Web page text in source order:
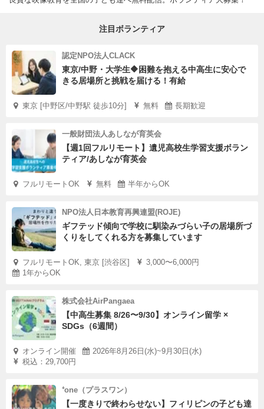
注目ボランティア
認定NPO法人CLACK
東京/中野・大学生🔶困難を抱える中高生に安心で
きる居場所と挑戦を届ける！有給
東京 [中野区/中野駅 徒歩10分] 無料 長期歓迎
一般財団法人あしなが育英会
【週1回フルリモート】遺児高校生学習支援ボラン
ティア/あしなが育英会
フルリモートOK 無料 半年からOK
NPO法人日本教育再興連盟(ROJE)
ギフテッド傾向で学校に馴染みづらい子の居場所づ
くりをしてくれる方を募集しています
フルリモートOK, 東京 [渋谷区]
3,000〜6,000円
1年からOK
株式会社AirPangaea
【中高生募集 8/26〜9/30】オンライン留学 ×
SDGs（6週間）
オンライン開催
2026年8月26日(水)~9月30日(水)
税込：29,700円
⁺one（プラスワン）
【一度きりで終わらせない】フィリピンの子ども達